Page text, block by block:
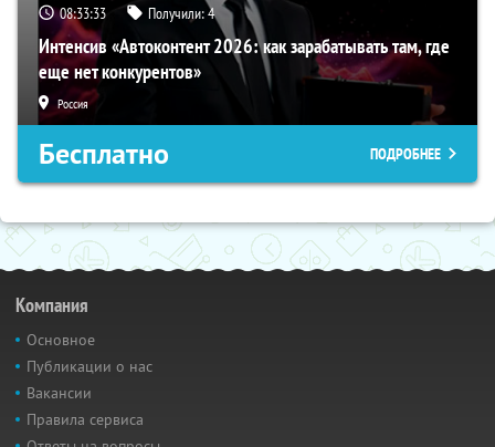
08:33:32 Получили:4
Интенсив «Автоконтент 2026: как зарабатывать там, где
еще нет конкурентов»
Россия
Бесплатно ПОДРОБНЕЕ
Компания
Основное
Публикации о нас
Вакансии
Правила сервиса